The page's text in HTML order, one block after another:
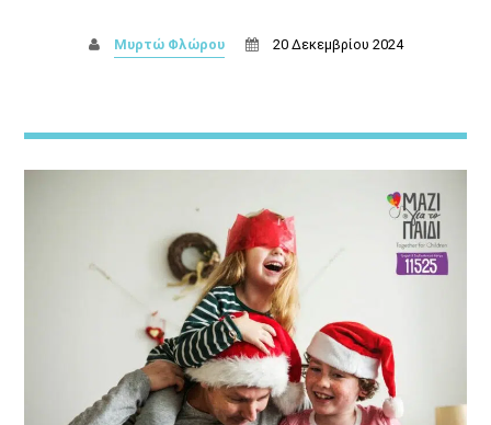
Μια Θάλασσα Τραγούδια
16:00
ΜΟΥΣΙΚΗ
16:00
18:00
Μυρτώ Φλώρου 20 Δεκεμβρίου 2024